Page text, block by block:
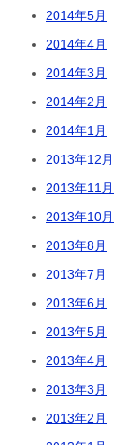
2014年5月
2014年4月
2014年3月
2014年2月
2014年1月
2013年12月
2013年11月
2013年10月
2013年8月
2013年7月
2013年6月
2013年5月
2013年4月
2013年3月
2013年2月